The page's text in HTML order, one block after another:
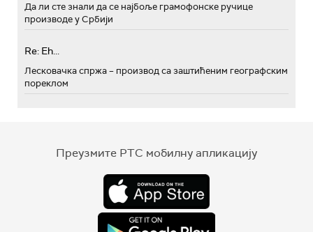
Да ли сте знали да се најбоље грамофонске ручице
производе у Србији
Re: Eh...
Лесковачка спржа – производ са заштићеним географским
пореклом
Преузмите РТС мобилну апликацију